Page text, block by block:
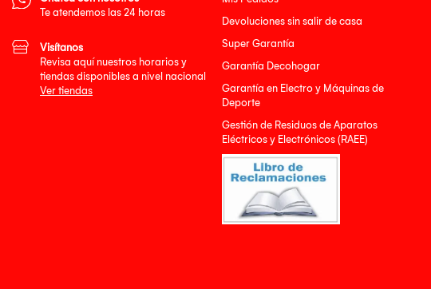
Devoluciones sin salir de casa
Super Garantía
Garantía Decohogar
Garantía en Electro y Máquinas de
Deporte
Gestión de Residuos de Aparatos
Eléctricos y Electrónicos (RAEE)
Te atendemos las 24 horas
Visítanos
Revisa aquí nuestros horarios y
tiendas disponibles a nivel nacional
Ver tiendas